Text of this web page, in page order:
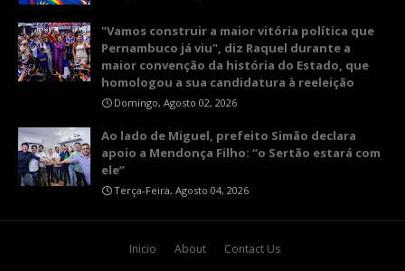
"Vamos construir a maior vitória política que
Pernambuco já viu", diz Raquel durante a
maior convenção da história do Estado, que
homologou a sua candidatura à reeleição
Domingo, Agosto 02, 2026
Ao lado de Miguel, prefeito Simão declara
apoio a Mendonça Filho: “o Sertão estará com
ele”
Terça-Feira, Agosto 04, 2026
Inicio About
Contact Us